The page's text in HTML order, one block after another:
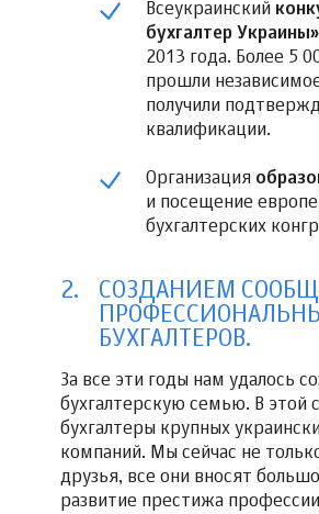
Всеукраинский
бухгалтер Украины»
2013 года. Более 5
прошли
получили
квалификации.
Организация
и посещение
бухгалтерских
СОЗДАНИЕМ
БУХГАЛТЕРОВ.
За все эти годы нам удалось
бухгалтерскую семью. В этой
бухгалтеры крупных
компаний. Мы сейчас не
друзья, все они вносят
развитие престижа